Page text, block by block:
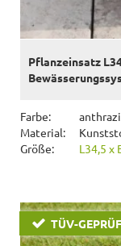
Pflanzeinsatz
Farbe:
Material:
Größe:
L34,5 x
TÜV-